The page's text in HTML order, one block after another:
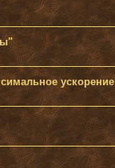
ускорение